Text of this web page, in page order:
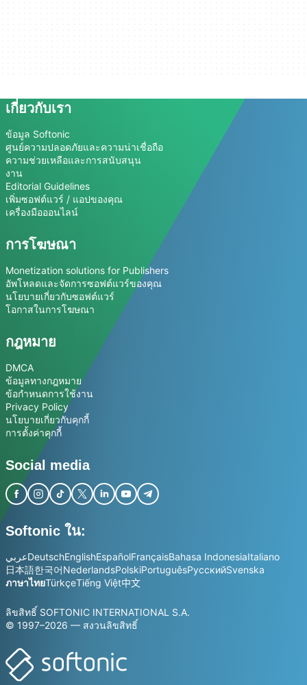
เกี่ยวกับเรา
ข้อมูล Softonic
ศูนย์ความปลอดภัยและความน่าเชื่อถือ
ความช่วยเหลือและการสนับสนุน
งาน
Editorial Guidelines
เพิ่มซอฟต์แวร์ / แอปของคุณ
เครื่องมือออนไลน์
การโฆษณา
Monetization solutions for Publishers
อัพโหลดและจัดการซอฟต์แวร์ของคุณ
นโยบายเกี่ยวกับซอฟต์แวร์
โอกาสในการโฆษณา
กฎหมาย
DMCA
ข้อมูลทางกฎหมาย
ข้อกำหนดการใช้งาน
Privacy Policy
นโยบายเกี่ยวกับคุกกี้
การตั้งค่าคุกกี้
Social media
Softonic ใน:
عربيDeutschEnglishEspañolFrançaisBahasa IndonesiaItaliano
日本語한국어NederlandsPolskiPortuguêsРусскийSvenska
ภาษาไทยTürkçeTiếng Việt中文
ลิขสิทธิ์ SOFTONIC INTERNATIONAL S.A.
© 1997–2026 — สงวนลิขสิทธิ์